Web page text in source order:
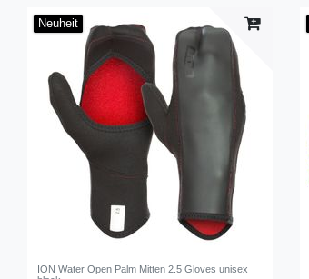
Neuheit
ION Water Open Palm Mitten 2.5 Gloves unisex